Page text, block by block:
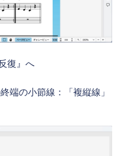
復』へ
端の小節線：「複縦線」